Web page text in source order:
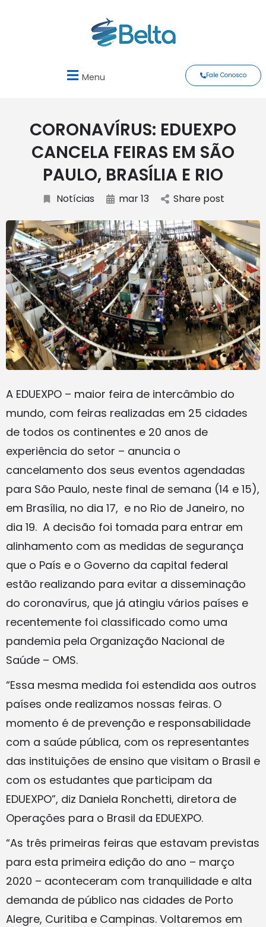
Menu Fale Conosco
CORONAVÍRUS: EDUEXPO
CANCELA FEIRAS EM SÃO
PAULO, BRASÍLIA E RIO
Notícias mar 13 Share post
A EDUEXPO – maior feira de intercâmbio do
mundo, com feiras realizadas em 25 cidades
de todos os continentes e 20 anos de
experiência do setor – anuncia o
cancelamento dos seus eventos agendadas
para São Paulo, neste final de semana (14 e 15),
em Brasília, no dia 17, e no Rio de Janeiro, no
dia 19. A decisão foi tomada para entrar em
alinhamento com as medidas de segurança
que o País e o Governo da capital federal
estão realizando para evitar a disseminação
do coronavírus, que já atingiu vários países e
recentemente foi classificado como uma
pandemia pela Organização Nacional de
Saúde – OMS.
“Essa mesma medida foi estendida aos outros
países onde realizamos nossas feiras. O
momento é de prevenção e responsabilidade
com a saúde pública, com os representantes
das instituições de ensino que visitam o Brasil e
com os estudantes que participam da
EDUEXPO”, diz Daniela Ronchetti, diretora de
Operações para o Brasil da EDUEXPO.
“As três primeiras feiras que estavam previstas
para esta primeira edição do ano – março
2020 – aconteceram com tranquilidade e alta
demanda de público nas cidades de Porto
Alegre, Curitiba e Campinas. Voltaremos em